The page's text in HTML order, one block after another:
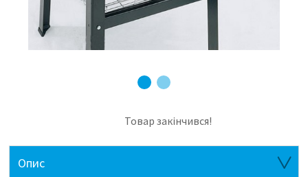
Товар закінчився!
Опис